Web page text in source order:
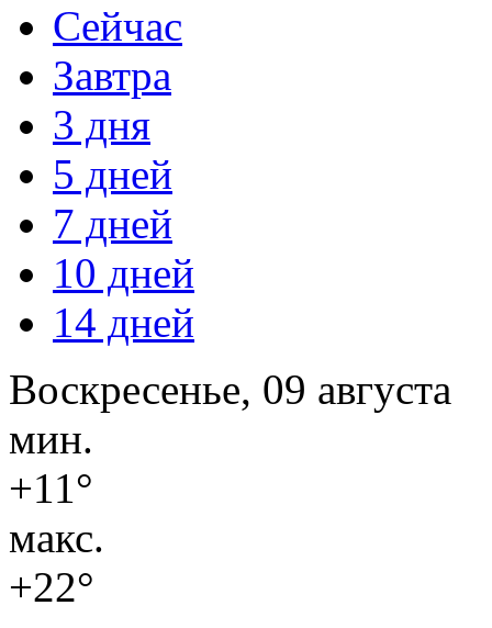
Сейчас
Завтра
3 дня
5 дней
7 дней
10 дней
14 дней
Воскресенье, 09 августа
мин.
+11°
макс.
+22°